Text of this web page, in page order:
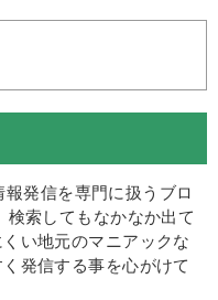
報発信を専門に扱うブロ
検索してもなかなか出て
い地元のマニアックな
発信する事を心がけて